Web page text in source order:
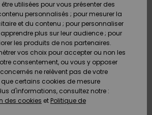
Quiksilver
utilisées pour vous présenter des
personnalisés ; pour mesurer la
et du contenu ; pour personnaliser
plus sur leur audience ; pour
les produits de nos partenaires.
vos choix pour accepter ou non les
consentement, ou vous y opposer
ne relèvent pas de votre
certains cookies de mesure
d'informations, consultez notre :
des cookies et Politique de